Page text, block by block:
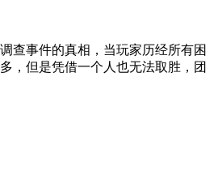
查事件的真相，当玩家历经所有困
，但是凭借一个人也无法取胜，团